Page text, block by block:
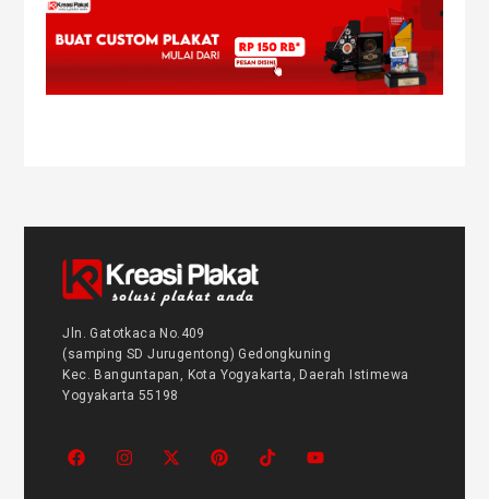
Jln. Gatotkaca No.409
(samping SD Jurugentong) Gedongkuning
Kec. Banguntapan, Kota Yogyakarta, Daerah Istimewa
Yogyakarta 55198